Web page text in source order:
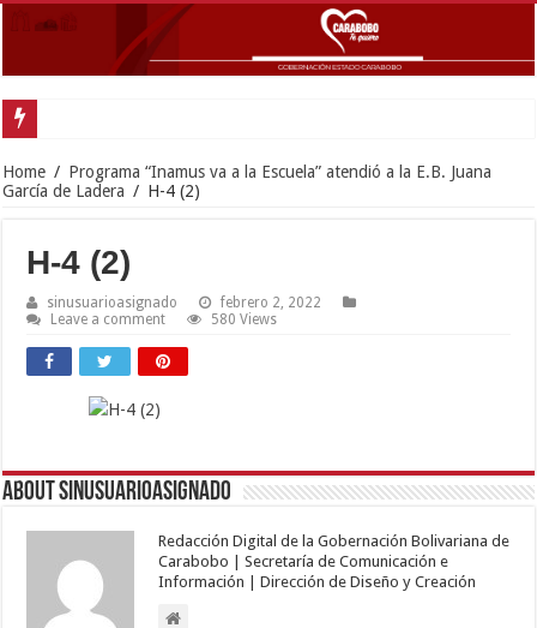
Home / Programa “Inamus va a la Escuela” atendió a la E.B. Juana
García de Ladera / H-4 (2)
H-4 (2)
sinusuarioasignado
febrero 2, 2022
Leave a comment
580 Views
About sinusuarioasignado
Redacción Digital de la Gobernación Bolivariana de
Carabobo | Secretaría de Comunicación e
Información | Dirección de Diseño y Creación